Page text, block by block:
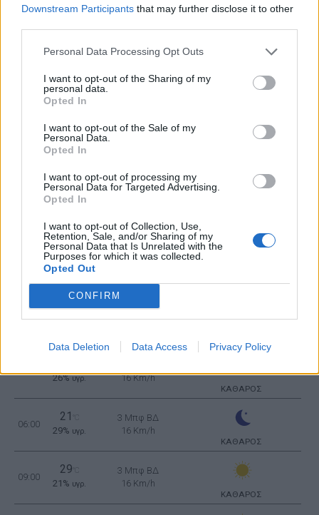
Downstream Participants that may further disclose it to other
Personal Data Processing Opt Outs
I want to opt-out of the Sharing of my
personal data.
Opted In
I want to opt-out of the Sale of my
Personal Data.
Opted In
I want to opt-out of processing my
Personal Data for Targeted Advertising.
Opted In
I want to opt-out of Collection, Use,
Retention, Sale, and/or Sharing of my
Personal Data that Is Unrelated with the
Purposes for which it was collected.
Opted Out
CONFIRM
Data Deletion Data Access Privacy Policy
09:00
34 °C
18%υγρ.
4 Μπφ B
37 °C
11%υγρ.
5 Μπφ B
35 °C
12%υγρ.
5 Μπφ B
35 Km/h
29°C
16%υγρ.
3 Μπφ ΒΔ
16 Km/h
ΤΕΤΑΡΤΗ12 ΑΥΓΟΥΣΤΟΥ
00:00
26°C
3 Μπφ Δ
03:00
26%υγρ.
16 Km/h
ΚΑΘΑΡΟΣ
06:00
21
29% υγρ.
3 Μπφ ΒΔ
16 Km/h
ΚΑΘΑΡΟΣ
09:00
29
21% υγρ.
3 Μπφ ΒΔ
16 Km/h
ΚΑΘΑΡΟΣ